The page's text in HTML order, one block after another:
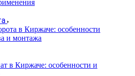
в Киржаче: особенности
и монтажа
в Киржаче: особенности и